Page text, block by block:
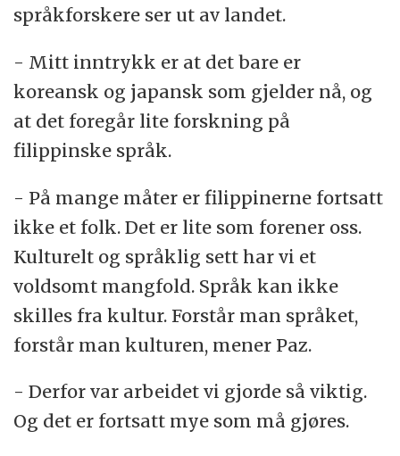
språkforskere ser ut av landet.
- Mitt inntrykk er at det bare er
koreansk og japansk som gjelder nå, og
at det foregår lite forskning på
filippinske språk.
- På mange måter er filippinerne fortsatt
ikke et folk. Det er lite som forener oss.
Kulturelt og språklig sett har vi et
voldsomt mangfold. Språk kan ikke
skilles fra kultur. Forstår man språket,
forstår man kulturen, mener Paz.
- Derfor var arbeidet vi gjorde så viktig.
Og det er fortsatt mye som må gjøres.